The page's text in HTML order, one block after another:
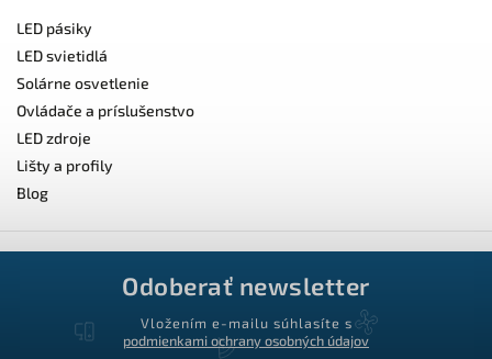
LED pásiky
LED svietidlá
Solárne osvetlenie
Ovládače a príslušenstvo
LED zdroje
Lišty a profily
Blog
Odoberať newsletter
Vložením e-mailu súhlasíte s
podmienkami ochrany osobných údajov